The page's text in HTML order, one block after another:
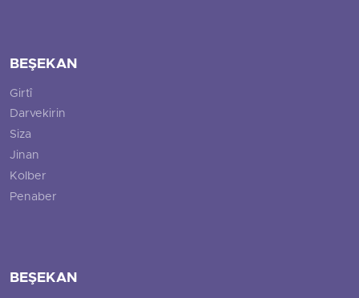
BEŞEKAN
Girtî
Darvekirin
Siza
Jinan
Kolber
Penaber
BEŞEKAN